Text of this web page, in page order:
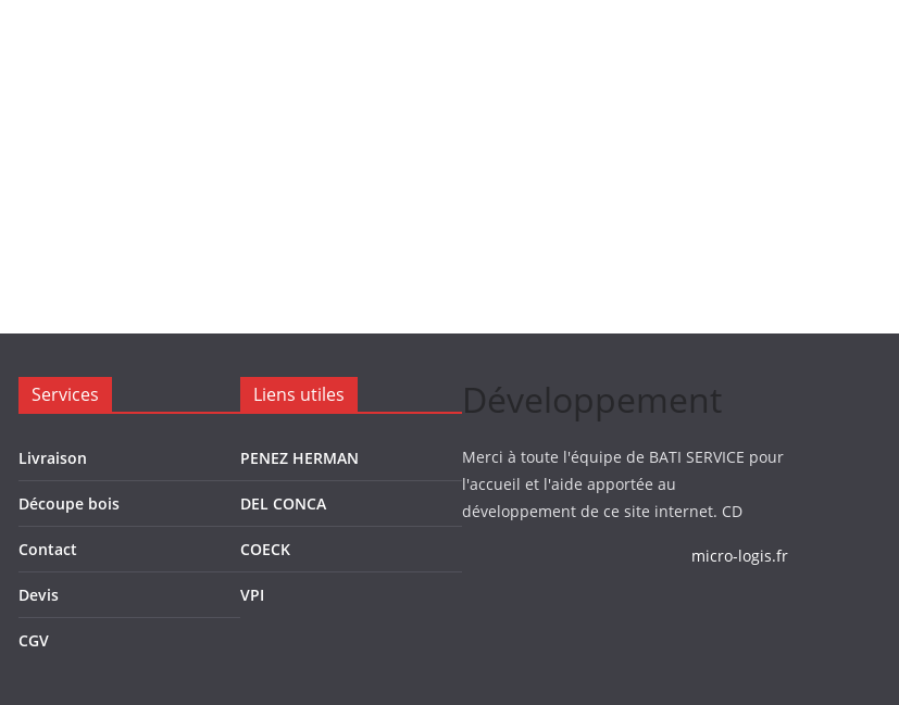
Services
Livraison
Découpe bois
Contact
Devis
CGV
Liens utiles
PENEZ HERMAN
DEL CONCA
COECK
VPI
Développement
Merci à toute l'équipe de BATI SERVICE pour
l'accueil et l'aide apportée au
développement de ce site internet. CD
micro-logis.fr